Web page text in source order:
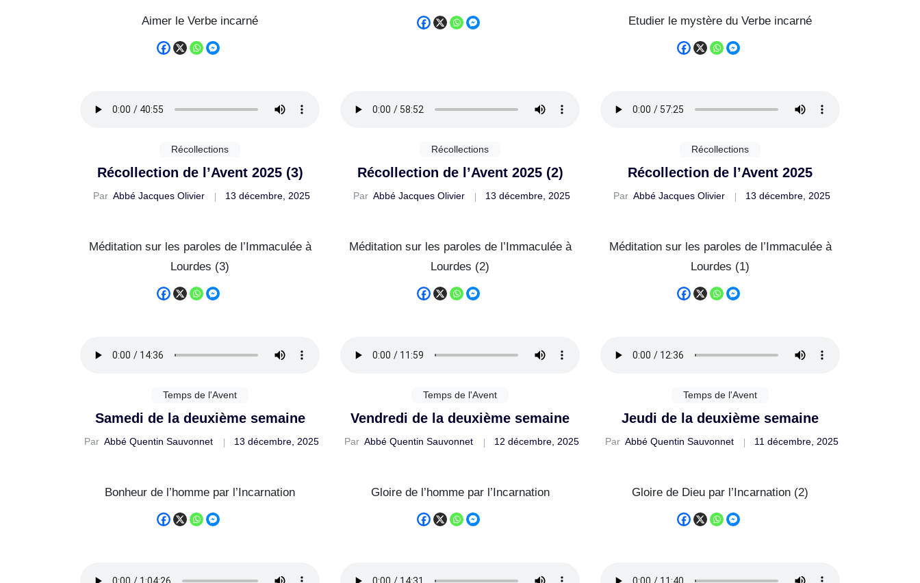
Aimer le Verbe incarné Etudier le mystère du Verbe incarné
Récollections
Récollection de l’Avent 2025 (3)
Par Abbé Jacques Olivier 13 décembre, 2025
Méditation sur les paroles de l’Immaculée à
Lourdes (3)
Récollections
Récollection de l’Avent 2025 (2)
Par Abbé Jacques Olivier 13 décembre, 2025
Méditation sur les paroles de l’Immaculée à
Lourdes (2)
Récollections
Récollection de l’Avent 2025
Par Abbé Jacques Olivier 13 décembre, 2025
Méditation sur les paroles de l’Immaculée à
Lourdes (1)
Temps de l'Avent
Samedi de la deuxième semaine
Par Abbé Quentin Sauvonnet 13 décembre, 2025
Bonheur de l’homme par l’Incarnation
Temps de l'Avent
Vendredi de la deuxième semaine
Par Abbé Quentin Sauvonnet 12 décembre, 2025
Gloire de l’homme par l’Incarnation
Temps de l'Avent
Jeudi de la deuxième semaine
Par Abbé Quentin Sauvonnet 11 décembre, 2025
Gloire de Dieu par l’Incarnation (2)